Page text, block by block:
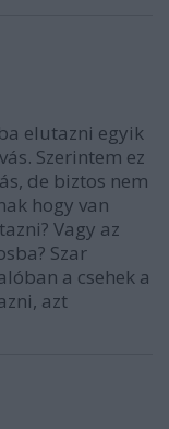
elutazni egyik
Szerintem ez
de biztos nem
hogy van
Vagy az
Szar
a csehek a
azt